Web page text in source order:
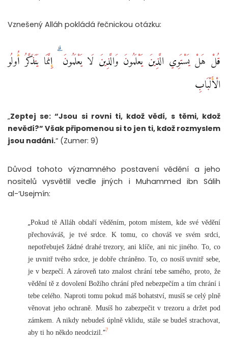
Vznešený Alláh pokládá řečnickou otázku:
قُلْ هَلْ يَسْتَوِي الَّذِينَ يَعْلَمُونَ وَالَّذِينَ لَا يَعْلَمُونَ ۗ إِنَّمَا يَتَذَكَّرُ أُولُو
الْأَلْبَابِ ‎
„Zeptej se: “Jsou si rovni ti, kdož vědí, s těmi, kdož
nevědí?” Však připomenou si to jen ti, kdož rozmyslem
jsou nadáni.“ (Zumer: 9)
Důvod tohoto významného postavení vědění a jeho
nositelů vysvětlil vedle jiných i Muhammed ibn Sálih
al-‘Usejmín:
„Pokud tě Alláh obdaří věděním, potom místem, kde své vědění
přechováváš, je tvé srdce. K tomu, co chováš ve svém srdci,
nepotřebuješ žádné drahé trezory, ani klíče, ani nic jiného. To, co
je uvnitř tvého srdce, je dobře chráněno. To, co nosíš uvnitř sebe,
je v bezpečí. A zároveň tato znalost chrání tebe samého, proto, že
vědění tě z dovolení Božího chrání před nebezpečím a tím chrání i
tebe celého. Naproti tomu pokud máš bohatství, musíš se celý plně
věnovat jeho ochraně. Musíš ho zabezpečit v trezoru a držet pod
zámkem. A nikdy nebudeš úplně vklidu, stále se budeš strachovat,
aby ti ho někdo neodcizil. “7